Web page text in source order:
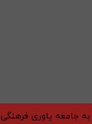
جامعه یاوری فرهنگی